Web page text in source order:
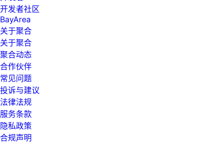
开发者社区
BayArea
关于聚合
关于聚合
聚合动态
合作伙伴
常见问题
投诉与建议
法律法规
服务条款
隐私政策
合规声明